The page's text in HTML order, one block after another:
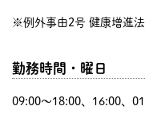
※例外事由2号 健康増進
勤務時間・曜日
09:00〜18:00、16:00、